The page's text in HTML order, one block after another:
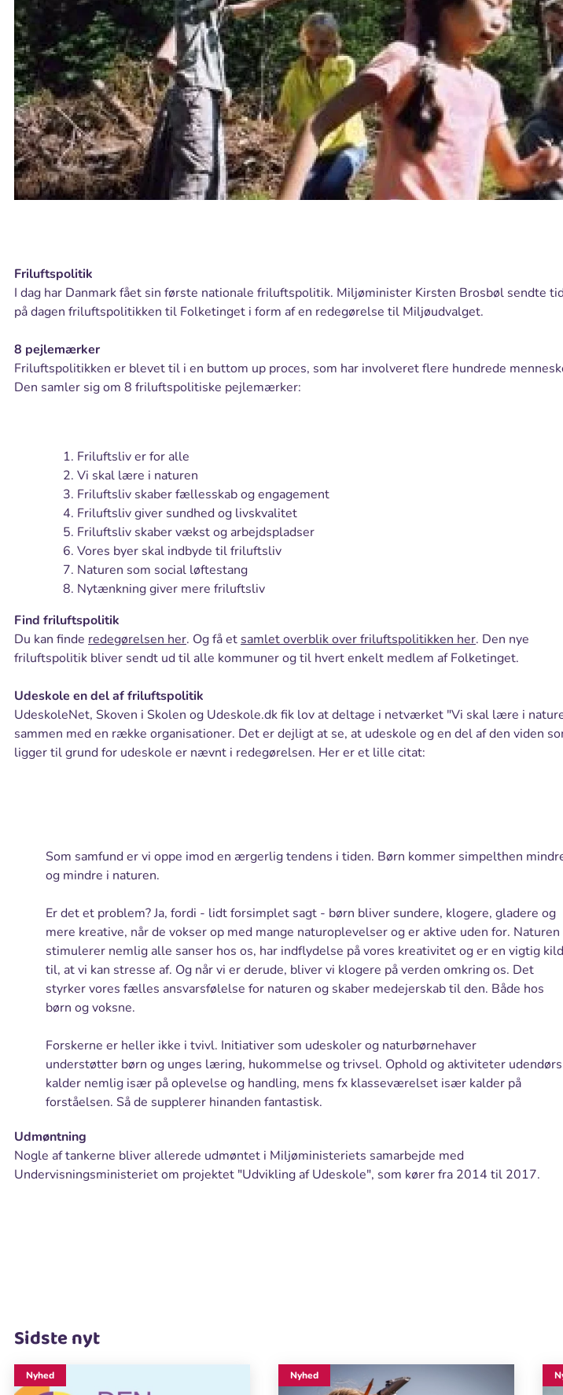
Friluftspolitik
I dag har Danmark fået sin første nationale friluftspolitik. Miljøminister Kirsten Brosbøl sendte
på dagen friluftspolitikken til Folketinget i form af en redegørelse til Miljøudvalget.
8 pejlemærker
Friluftspolitikken er blevet til i en buttom up proces, som har involveret flere hundrede
Den samler sig om 8 friluftspolitiske pejlemærker:
Friluftsliv er for alle
Vi skal lære i naturen
Friluftsliv skaber fællesskab og engagement
Friluftsliv giver sundhed og livskvalitet
Friluftsliv skaber vækst og arbejdspladser
Vores byer skal indbyde til friluftsliv
Naturen som social løftestang
Nytænkning giver mere friluftsliv
Find friluftspolitik
Du kan finde redegørelsen her. Og få et samlet overblik over friluftspolitikken her. Den nye
friluftspolitik bliver sendt ud til alle kommuner og til hvert enkelt medlem af Folketinget.
Udeskole en del af friluftspolitik
UdeskoleNet, Skoven i Skolen og Udeskole.dk fik lov at deltage i netværket "Vi skal lære i
sammen med en række organisationer. Det er dejligt at se, at udeskole og en del af den viden
ligger til grund for udeskole er nævnt i redegørelsen. Her er et lille citat:
Som samfund er vi oppe imod en ærgerlig tendens i tiden. Børn kommer simpelthen
og mindre i naturen.
Er det et problem? Ja, fordi - lidt forsimplet sagt - børn bliver sundere, klogere, gladere og
mere kreative, når de vokser op med mange naturoplevelser og er aktive uden for. Naturen
stimulerer nemlig alle sanser hos os, har indflydelse på vores kreativitet og er en vigtig
til, at vi kan stresse af. Og når vi er derude, bliver vi klogere på verden omkring os. Det
styrker vores fælles ansvarsfølelse for naturen og skaber medejerskab til den. Både hos
børn og voksne.
Forskerne er heller ikke i tvivl. Initiativer som udeskoler og naturbørnehaver
understøtter børn og unges læring, hukommelse og trivsel. Ophold og aktiviteter udendørs
kalder nemlig især på oplevelse og handling, mens fx klasseværelset især kalder på
forståelsen. Så de supplerer hinanden fantastisk.
Udmøntning
Nogle af tankerne bliver allerede udmøntet i Miljøministeriets samarbejde med
Undervisningsministeriet om projektet "Udvikling af Udeskole", som kører fra 2014 til 2017.
Sidste nyt
Nyhed Nyhed